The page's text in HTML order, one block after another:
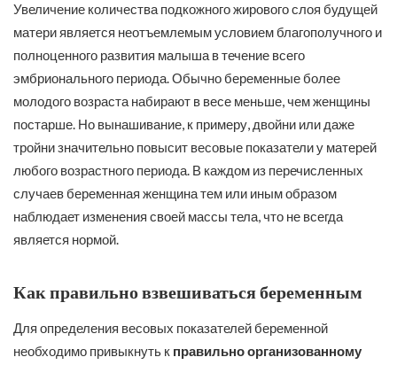
Увеличение количества подкожного жирового слоя будущей
матери является неотъемлемым условием благополучного и
полноценного развития малыша в течение всего
эмбрионального периода. Обычно беременные более
молодого возраста набирают в весе меньше, чем женщины
постарше. Но вынашивание, к примеру, двойни или даже
тройни значительно повысит весовые показатели у матерей
любого возрастного периода. В каждом из перечисленных
случаев беременная женщина тем или иным образом
наблюдает изменения своей массы тела, что не всегда
является нормой.
Как правильно взвешиваться беременным
Для определения весовых показателей беременной
необходимо привыкнуть к правильно организованному